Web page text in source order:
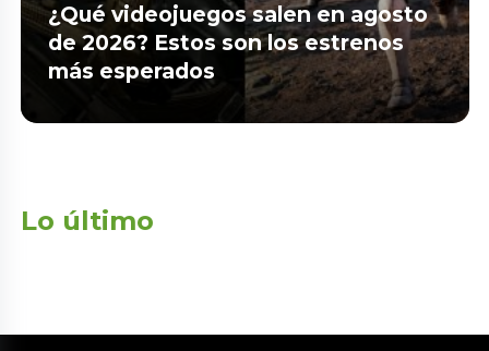
¿Qué videojuegos salen en agosto
de 2026? Estos son los estrenos
más esperados
Lo último